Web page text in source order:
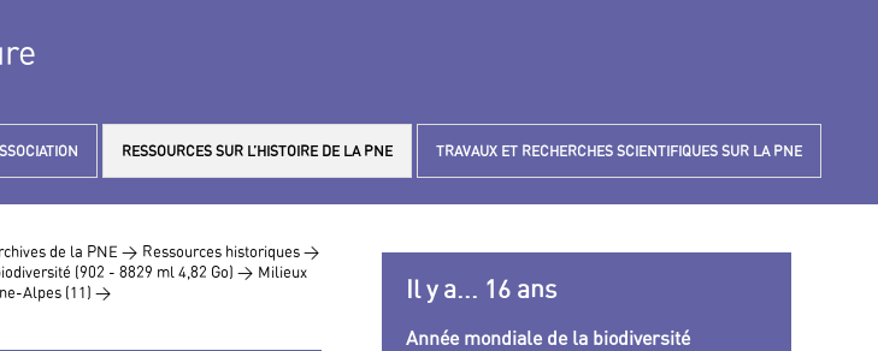
RESSOURCES SUR L’HISTOIRE DE LA PNE TRAVAUX ET RECHERCHES SCIENTIFIQUES SUR LA PNE
de la PNE > Ressources historiques >
(902 - 8829 ml 4,82 Go) > Milieux
Alpes (11) > Il y a... 16 ans
Année mondiale de la biodiversité